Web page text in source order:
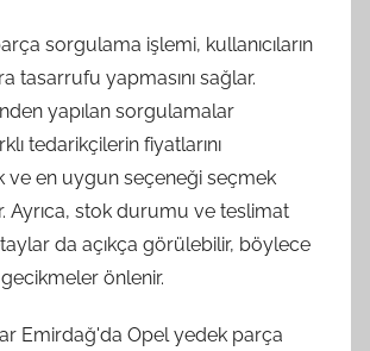
sorgulama işlemi, kullanıcıların
tasarrufu yapmasını sağlar.
yapılan sorgulamalar
tedarikçilerin fiyatlarını
ve en uygun seçeneği seçmek
Ayrıca, stok durumu ve teslimat
da açıkça görülebilir, böylece
önlenir.
Emirdağ'da Opel yedek parça